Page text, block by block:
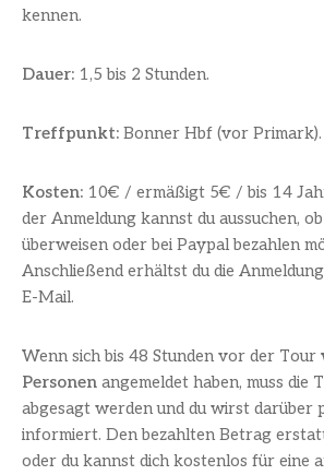
kennen.
Dauer: 1,5 bis 2 Stunden.
Treffpunkt: Bonner Hbf (vor Primark).
Kosten: 10€ / ermäßigt 5€ / bis 14
der Anmeldung kannst du aussuchen,
überweisen oder bei Paypal bezahlen
Anschließend erhältst du die
E-Mail.
Wenn sich bis 48 Stunden vor der Tour
Personen angemeldet haben, muss die
abgesagt werden und du wirst darüber
informiert. Den bezahlten Betrag
oder du kannst dich kostenlos für eine